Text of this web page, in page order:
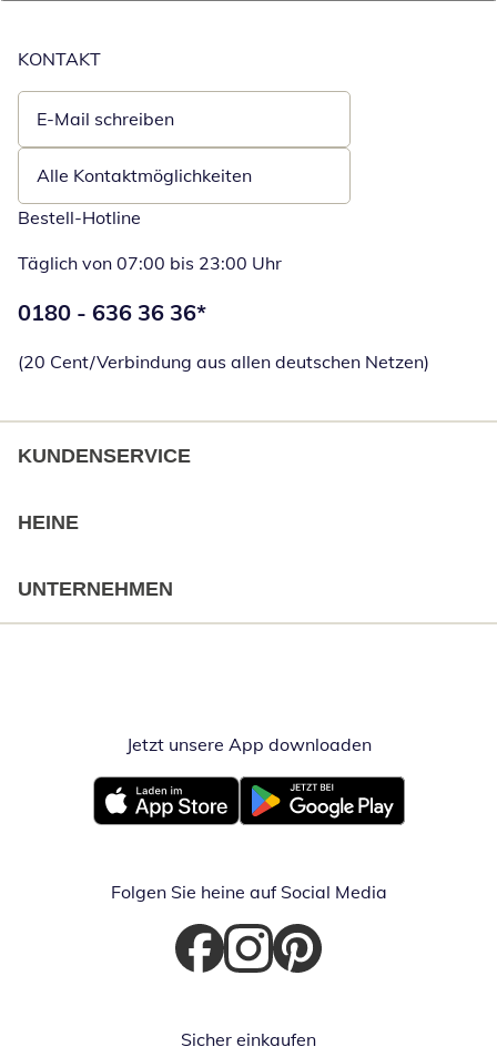
KONTAKT
E-Mail schreiben
Öffnet E-Mail-Client
Alle Kontaktmöglichkeiten
Bestell-Hotline
Täglich von 07:00 bis 23:00 Uhr
Telefonnummer:
0180 - 636 36 36*
(20 Cent/Verbindung aus allen deutschen Netzen)
KUNDENSERVICE
HEINE
UNTERNEHMEN
Jetzt unsere App downloadenÖffnet in
Öffnet in neuem FensterÖffnet in neuem Fenster
Folgen Sie heine auf Social Media
Öffnet in neuem Fenster
Öffnet in neuem Fenster
Öffnet in neuem Fenster
Sicher einkaufen